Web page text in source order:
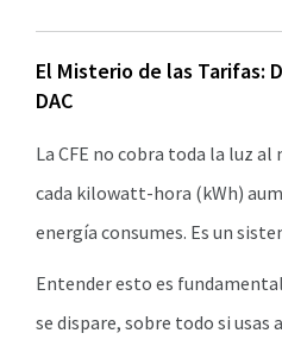
El Misterio de las Tarifas:
DAC
La CFE no cobra toda la luz
cada kilowatt-hora (kWh)
energía consumes. Es un
Entender esto es
se dispare, sobre todo si